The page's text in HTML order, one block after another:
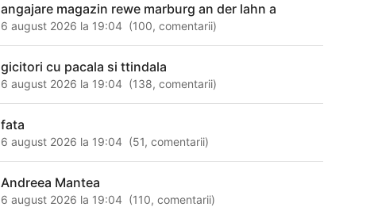
angajare magazin rewe marburg an der lahn a
6 august 2026 la 19:04 (100,comentarii)
gicitori cu pacala si ttindala
6 august 2026 la 19:04 (138,comentarii)
fata
6 august 2026 la 19:04 (51,comentarii)
Andreea Mantea
6 august 2026 la 19:04 (110,comentarii)